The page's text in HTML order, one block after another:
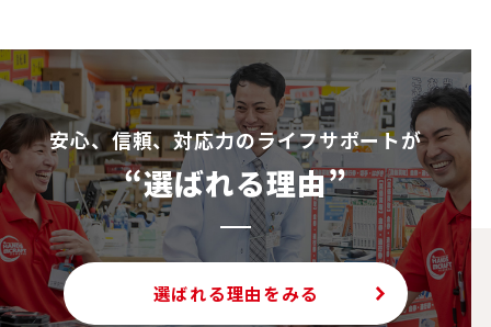
安⼼、信頼、対応⼒のライフサポートが
“選ばれる理由”
選ばれる理由をみる